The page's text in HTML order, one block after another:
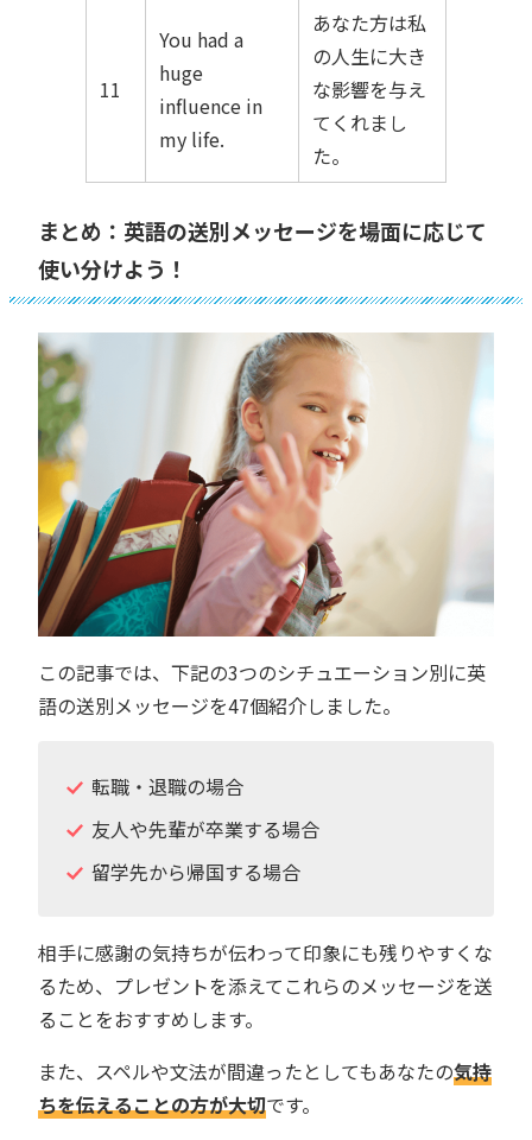
11
You had a
huge
influence in
my life.
あなた方は私
の人生に大き
な影響を与え
てくれまし
た。
まとめ：英語の送別メッセージを場面に応じて
使い分けよう！
この記事では、下記の3つのシチュエーション別に英
語の送別メッセージを47個紹介しました。
転職・退職の場合
友人や先輩が卒業する場合
留学先から帰国する場合
相手に感謝の気持ちが伝わって印象にも残りやすくな
るため、プレゼントを添えてこれらのメッセージを送
ることをおすすめします。
また、スペルや文法が間違ったとしてもあなたの気持
ちを伝えることの方が大切です。